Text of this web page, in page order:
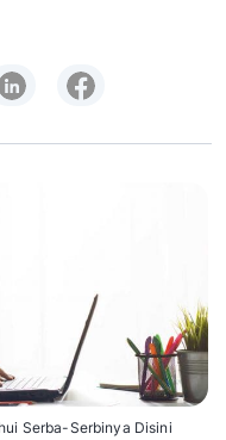
Serba-Serbinya Disini